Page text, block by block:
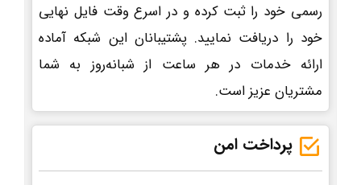
رسمی خود را ثبت کرده و در اسرع وقت فایل نهایی
خود را دریافت نمایید. پشتیبانان این شبکه آماده
ارائه خدمات در هر ساعت از شبانه‌روز به شما
مشتریان عزیز است.
پرداخت امن